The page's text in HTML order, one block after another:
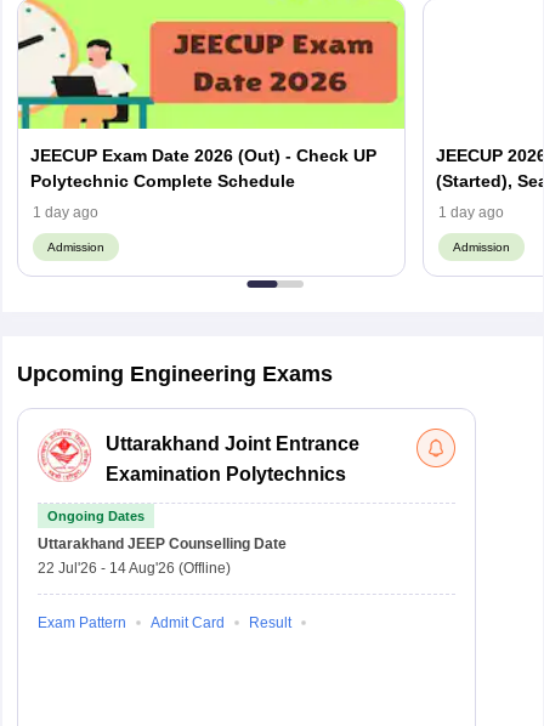
JEECUP Exam Date 2026 (Out) - Check UP
Polytechnic Complete Schedule
1 day ago
Admission
JEECUP
(Started),
1 day ago
Admission
Upcoming Engineering Exams
Uttarakhand Joint Entrance
Examination Polytechnics
Ongoing Dates
Uttarakhand JEEP Counselling Date
22 Jul'26 - 14 Aug'26 (Offline)
Exam Pattern Admit Card Result